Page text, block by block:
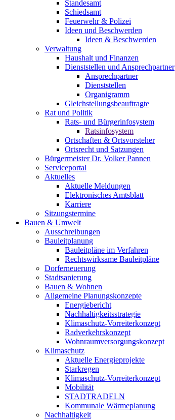
Standesamt
Schiedsamt
Feuerwehr & Polizei
Ideen und Beschwerden
Ideen & Beschwerden
Verwaltung
Haushalt und Finanzen
Dienststellen und Ansprechpartner
Ansprechpartner
Dienststellen
Organigramm
Gleichstellungsbeauftragte
Rat und Politik
Rats- und Bürgerinfosystem
Ratsinfosystem
Ortschaften & Ortsvorsteher
Ortsrecht und Satzungen
Bürgermeister Dr. Volker Pannen
Serviceportal
Aktuelles
Aktuelle Meldungen
Elektronisches Amtsblatt
Karriere
Sitzungstermine
Bauen & Umwelt
Ausschreibungen
Bauleitplanung
Bauleitpläne im Verfahren
Rechtswirksame Bauleitpläne
Dorferneuerung
Stadtsanierung
Bauen & Wohnen
Allgemeine Planungskonzepte
Energiebericht
Nachhaltigkeitsstrategie
Klimaschutz-Vorreiterkonzept
Radverkehrskonzept
Wohnraumversorgungskonzept
Klimaschutz
Aktuelle Energieprojekte
Starkregen
Klimaschutz-Vorreiterkonzept
Mobilität
STADTRADELN
Kommunale Wärmeplanung
Nachhaltigkeit